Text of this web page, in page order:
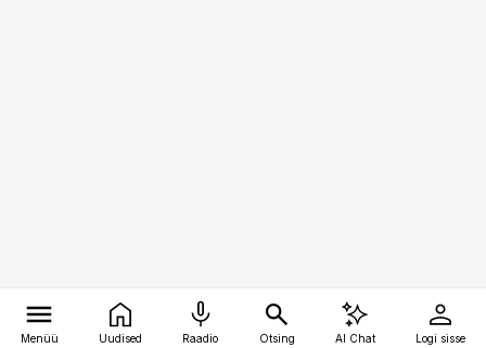
Menüü Uudised Raadio Otsing AI Chat Logi sisse